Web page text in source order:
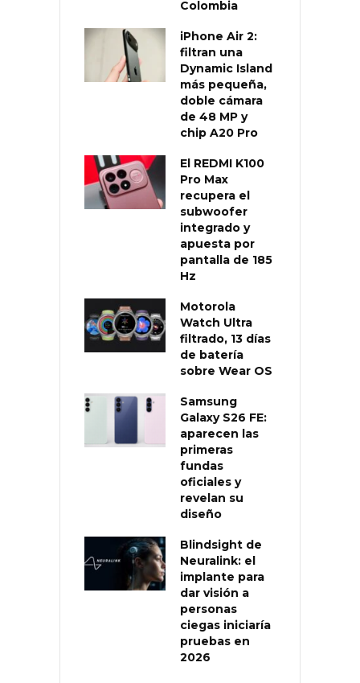
Colombia
iPhone Air 2:
filtran una
Dynamic Island
más pequeña,
doble cámara
de 48 MP y
chip A20 Pro
El REDMI K100
Pro Max
recupera el
subwoofer
integrado y
apuesta por
pantalla de 185
Hz
Motorola
Watch Ultra
filtrado, 13 días
de batería
sobre Wear OS
Samsung
Galaxy S26 FE:
aparecen las
primeras
fundas
oficiales y
revelan su
diseño
Blindsight de
Neuralink: el
implante para
dar visión a
personas
ciegas iniciaría
pruebas en
2026